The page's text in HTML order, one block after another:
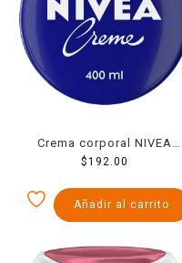
Crema corporal NIVEA
creme humectante de larga
400 ml
$192.00
Añadir al carrito